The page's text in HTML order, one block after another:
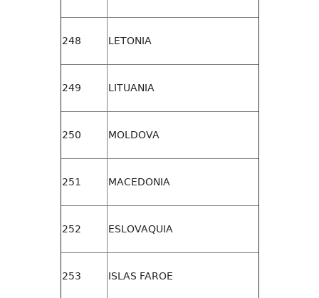
248 LETONIA
249 LITUANIA
250 MOLDOVA
251 MACEDONIA
252 ESLOVAQUIA
253 ISLAS FAROE